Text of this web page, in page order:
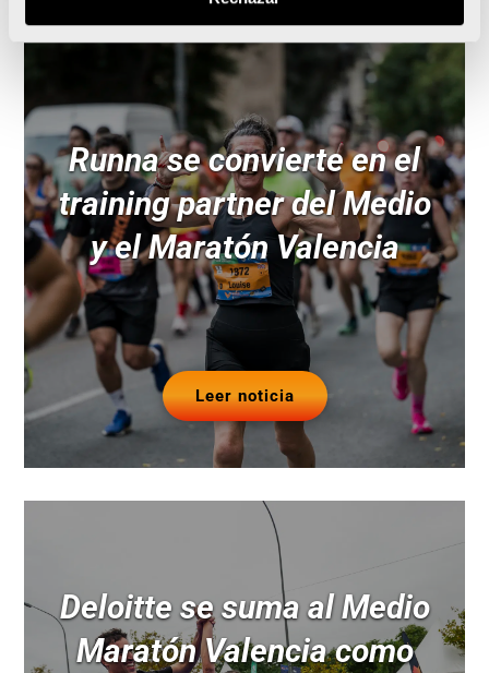
Runna se convierte en el
training partner del Medio
y el Maratón Valencia
Leer noticia
Deloitte se suma al Medio
Maratón Valencia como